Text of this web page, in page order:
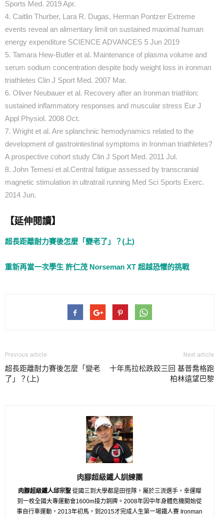
Sports Med. 2019 Apr.
4. Caitlin Thurber, Lara R. Dugas, Herman Pontzer Extreme
events reveal an alimentary limit on sustained maximal human
energy expenditure SCIENCE ADVANCES 5 Jun 2019
5. Tamara Hew-Butler et al. Maintenance of plasma volume and
serum sodium concentration despite body weight loss in ironman
triathletes Clin J Sport Med. 2007 Mar.
6. Oliver Neubauer et al. Recovery after an Ironman triathlon:
sustained inflammatory responses and muscular stress Eur J
Appl Physiol. 2008 Oct.
7. Wright et al. Are splanchnic hemodynamics related to the
development of gastrointestinal symptoms in Ironman triathletes?
A prospective cohort study Clin J Sport Med. 2011 Jul.
8. John Temesi et al.Central fatigue assessed by transcranial
magnetic stimulation in ultratrail running Med Sci Sports Exerc.
2014 Jun.
【延伸閱讀】
超長距離耐力賽後怎麼「變老了」？(上)
重新再當一次學生 許仁茂 Norseman XT 超越恐懼的挑戰
Previous article
超長距離耐力賽後怎麼「變老
了」？(上)
Next article
十年馬拉松跌跤三回 基普喬格跑
柏林遠望巴黎
肉腳超級鐵人訓練團
肉腳超級鐵人邱宗聖從國三到大學都是田徑隊，屬於三流選手，幸運矇
到一枚全國大專運動會1600m接力銅牌。2008年因中年身體危機開始從
事自行車運動，2013年初馬，到2015才完成人生第一場鐵人賽 Ironman